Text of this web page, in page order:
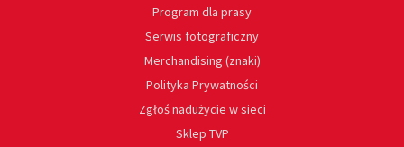
Program dla prasy
Serwis fotograficzny
Merchandising (znaki)
Polityka Prywatności
Zgłoś nadużycie w sieci
Sklep TVP